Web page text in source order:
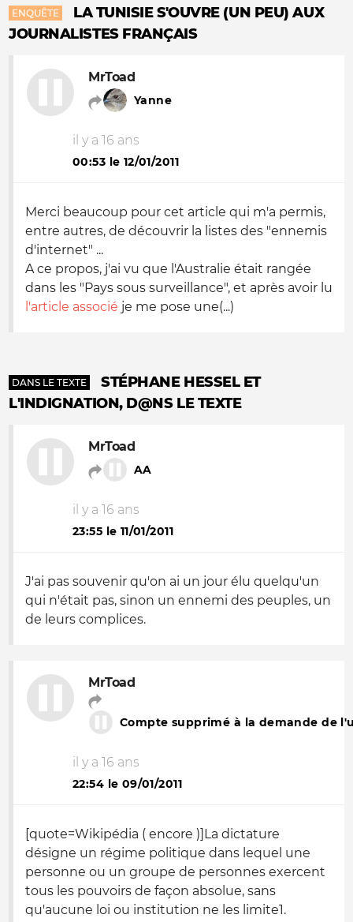
ENQUÊTE
LA TUNISIE S'OUVRE (UN PEU) AUX
JOURNALISTES FRANÇAIS
MrToad
Yanne
il y a 16 ans
00:53 le 12/01/2011
Merci beaucoup pour cet article qui m'a permis,
entre autres, de découvrir la listes des "ennemis
d'internet" ...
A ce propos, j'ai vu que l'Australie était rangée
dans les "Pays sous surveillance", et après avoir lu
l'article associé je me pose une(...)
DANS LE TEXTE
STÉPHANE HESSEL ET
L'INDIGNATION, D@NS LE TEXTE
MrToad
AA
il y a 16 ans
23:55 le 11/01/2011
J'ai pas souvenir qu'on ai un jour élu quelqu'un
qui n'était pas, sinon un ennemi des peuples, un
de leurs complices.
MrToad
Compte supprimé à la demande de
il y a 16 ans
22:54 le 09/01/2011
[quote=Wikipédia ( encore )]La dictature
désigne un régime politique dans lequel une
personne ou un groupe de personnes exercent
tous les pouvoirs de façon absolue, sans
qu'aucune loi ou institution ne les limite1.